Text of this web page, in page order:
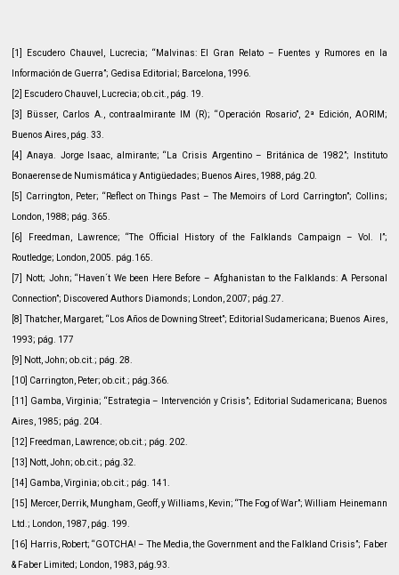
[1] Escudero Chauvel, Lucrecia; “Malvinas: El Gran Relato – Fuentes y Rumores en la
Información de Guerra”; Gedisa Editorial; Barcelona, 1996.
[2] Escudero Chauvel, Lucrecia; ob.cit., pág. 19.
[3] Büsser, Carlos A., contraalmirante IM (R); “Operación Rosario”, 2ª Edición, AORIM;
Buenos Aires, pág. 33.
[4] Anaya. Jorge Isaac, almirante;“La Crisis Argentino – Británica de 1982”; Instituto
Bonaerense de Numismática y Antigüedades; Buenos Aires, 1988, pág.20.
[5] Carrington, Peter; “Reflect on Things Past – The Memoirs of Lord Carrington”; Collins;
London, 1988; pág. 365.
[6] Freedman, Lawrence; “The Official History of the Falklands Campaign – Vol. I”;
Routledge; London, 2005. pág.165.
[7] Nott; John; “Haven´t We been Here Before – Afghanistan to the Falklands: A Personal
Connection”; Discovered Authors Diamonds; London, 2007; pág.27.
[8] Thatcher, Margaret; “Los Años de Downing Street”; Editorial Sudamericana; Buenos Aires,
1993; pág. 177
[9] Nott, John; ob.cit.; pág. 28.
[10] Carrington, Peter; ob.cit.; pág.366.
[11] Gamba, Virginia; “Estrategia – Intervención y Crisis”; Editorial Sudamericana; Buenos
Aires, 1985; pág. 204.
[12] Freedman, Lawrence; ob.cit.; pág. 202.
[13] Nott, John; ob.cit.; pág.32.
[14] Gamba, Virginia; ob.cit.; pág. 141.
[15] Mercer, Derrik, Mungham, Geoff, y Williams, Kevin; “The Fog of War”; William Heinemann
Ltd.; London, 1987, pág. 199.
[16] Harris, Robert; “GOTCHA! – The Media, the Government and the Falkland Crisis”; Faber
& Faber Limited; London, 1983, pág.93.